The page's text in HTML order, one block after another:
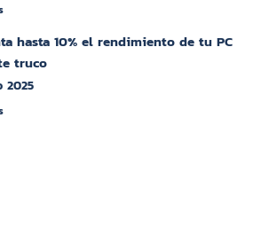
hasta 10% el rendimiento de tu PC
truco
2025